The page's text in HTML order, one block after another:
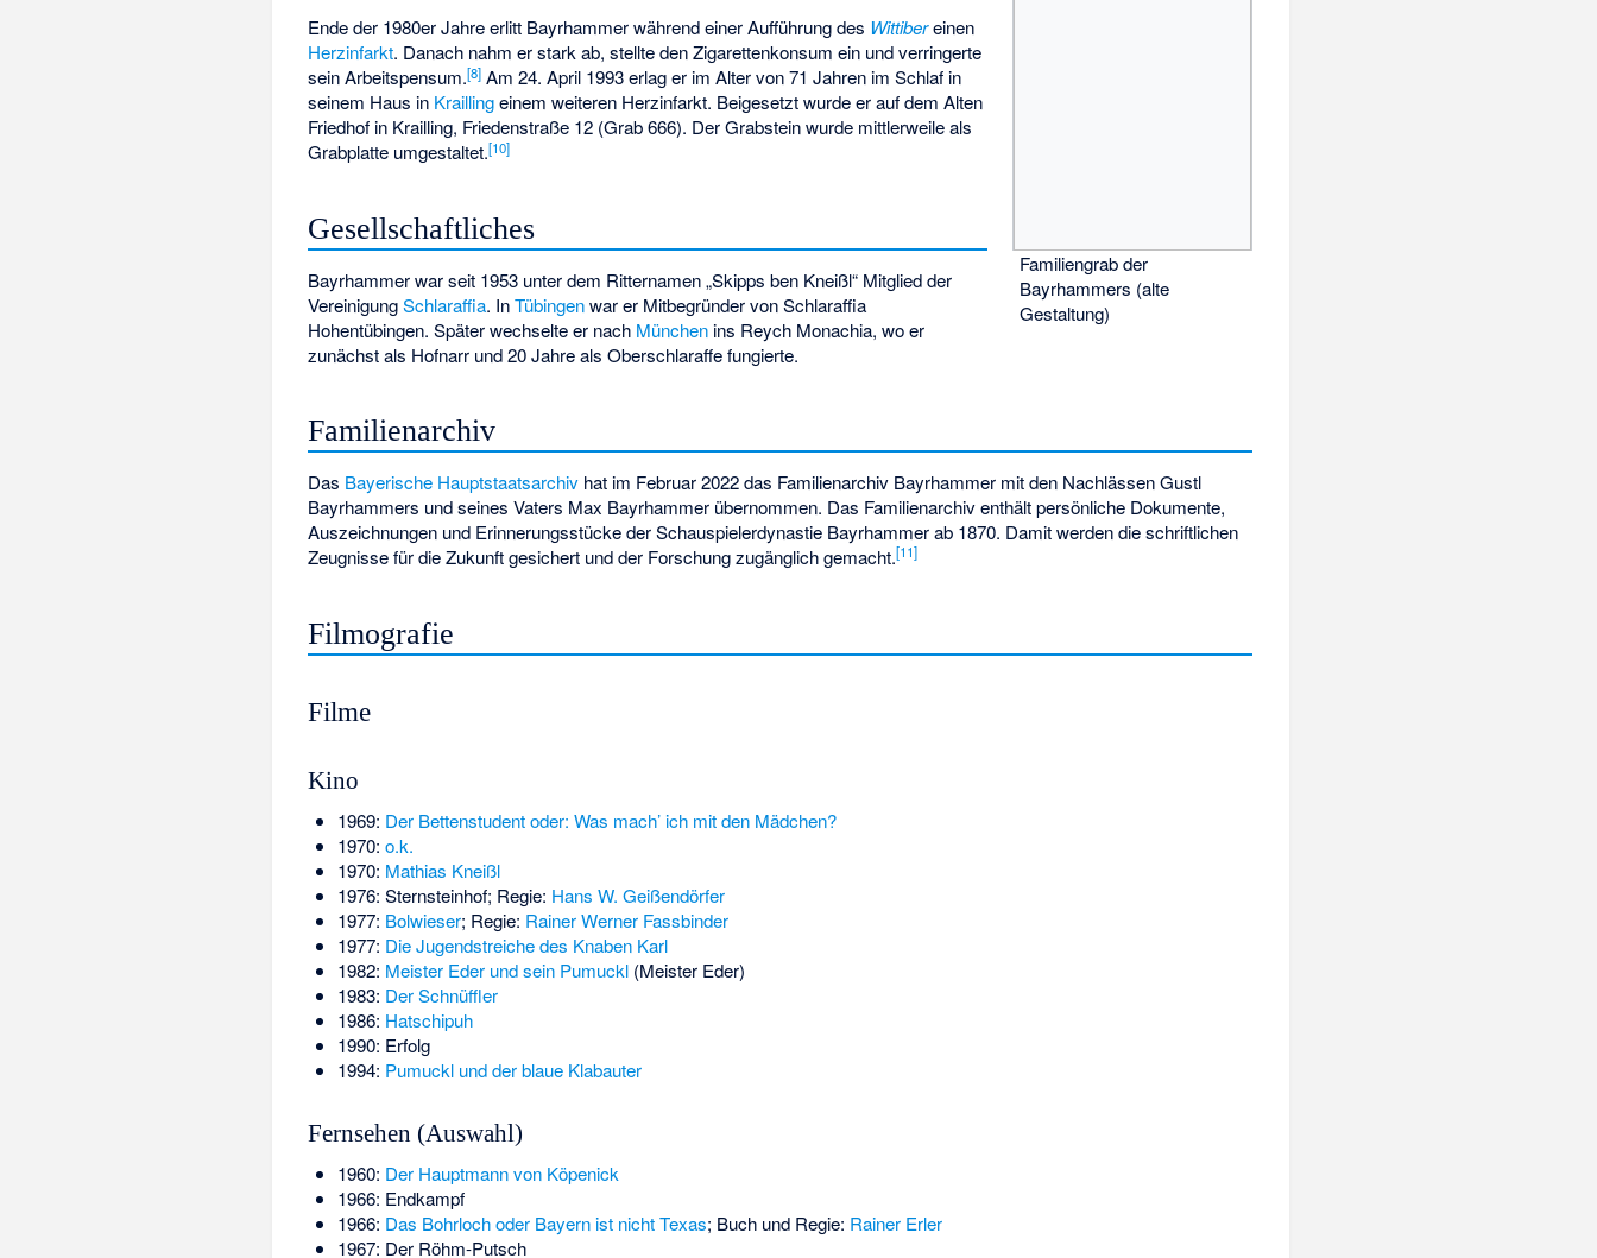
Familiengrab der
Bayrhammers (alte
Gestaltung)
Ende der 1980er Jahre erlitt Bayrhammer während einer Aufführung des Wittibereinen
Herzinfarkt. Danach nahm er stark ab, stellte den Zigarettenkonsum ein und verringerte
sein Arbeitspensum.[8] Am 24. April 1993 erlag er im Alter von 71 Jahren im Schlaf in
seinem Haus in Kraillingeinem weiteren Herzinfarkt. Beigesetzt wurde er auf dem Alten
Friedhof in Krailling, Friedenstraße 12 (Grab 666). Der Grabstein wurde mittlerweile als
Grabplatte umgestaltet.[10]
Gesellschaftliches
Bayrhammer war seit 1953 unter dem Ritternamen „Skipps ben Kneißl“ Mitglied der
VereinigungSchlaraffia. InTübingenwar er Mitbegründer von Schlaraffia
Hohentübingen. Später wechselte er nach München ins Reych Monachia, wo er
zunächst als Hofnarr und 20 Jahre als Oberschlaraffe fungierte.
Familienarchiv
Das Bayerische Hauptstaatsarchiv hat im Februar 2022 das Familienarchiv Bayrhammer mit den Nachlässen Gustl
Bayrhammers und seines Vaters Max Bayrhammer übernommen. Das Familienarchiv enthält persönliche Dokumente,
Auszeichnungen und Erinnerungsstücke der Schauspielerdynastie Bayrhammer ab 1870. Damit werden die schriftlichen
Zeugnisse für die Zukunft gesichert und der Forschung zugänglich gemacht.[11]
Filmografie
Filme
Kino
1969: Der Bettenstudent oder: Was mach’ ich mit den Mädchen?
1970: o.k.
1970: Mathias Kneißl
1976: Sternsteinhof; Regie: Hans W. Geißendörfer
1977: Bolwieser; Regie: Rainer Werner Fassbinder
1977: Die Jugendstreiche des Knaben Karl
1982: Meister Eder und sein Pumuckl(Meister Eder)
1983: Der Schnüffler
1986: Hatschipuh
1990: Erfolg
1994: Pumuckl und der blaue Klabauter
Fernsehen (Auswahl)
1960: Der Hauptmann von Köpenick
1966: Endkampf
1966: Das Bohrloch oder Bayern ist nicht Texas; Buch und Regie: Rainer Erler
1967: Der Röhm-Putsch